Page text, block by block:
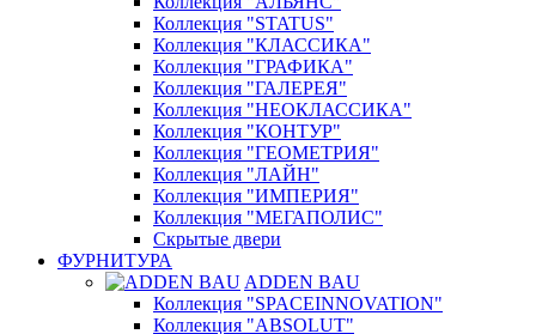
Коллекция "STATUS"
Коллекция "КЛАССИКА"
Коллекция "ГРАФИКА"
Коллекция "ГАЛЕРЕЯ"
Коллекция "НЕОКЛАССИКА"
Коллекция "КОНТУР"
Коллекция "ГЕОМЕТРИЯ"
Коллекция "ЛАЙН"
Коллекция "ИМПЕРИЯ"
Коллекция "МЕГАПОЛИС"
Скрытые двери
ФУРНИТУРА
ADDEN BAU
Коллекция "SPACEINNOVATION"
Коллекция "ABSOLUT"